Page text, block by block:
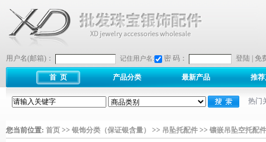
用户名(邮箱)： 记住用户名: 密 码： 登陆 免
首 页 产品分类 最新产品 推
热门
您当前位置: 首页 >> 银饰分类（保证银含量） >> 吊坠托配件 >> 镶嵌吊坠空托配件